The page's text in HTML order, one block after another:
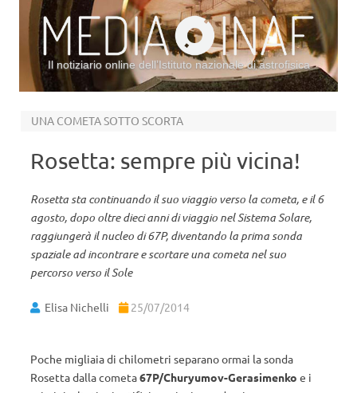
Il notiziario online dell’Istituto nazionale di astrofisica
UNA COMETA SOTTO SCORTA
Rosetta: sempre più vicina!
Rosetta sta continuando il suo viaggio verso la cometa, e il 6
agosto, dopo oltre dieci anni di viaggio nel Sistema Solare,
raggiungerà il nucleo di 67P, diventando la prima sonda
spaziale ad incontrare e scortare una cometa nel suo
percorso verso il Sole
Elisa Nichelli 25/07/2014
Poche migliaia di chilometri separano ormai la sonda
Rosetta dalla cometa67P/Churyumov-Gerasimenko e i